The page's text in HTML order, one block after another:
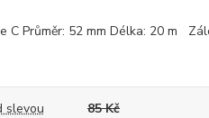
C Průměr: 52 mm Délka: 20 m
slevou 85 Kč